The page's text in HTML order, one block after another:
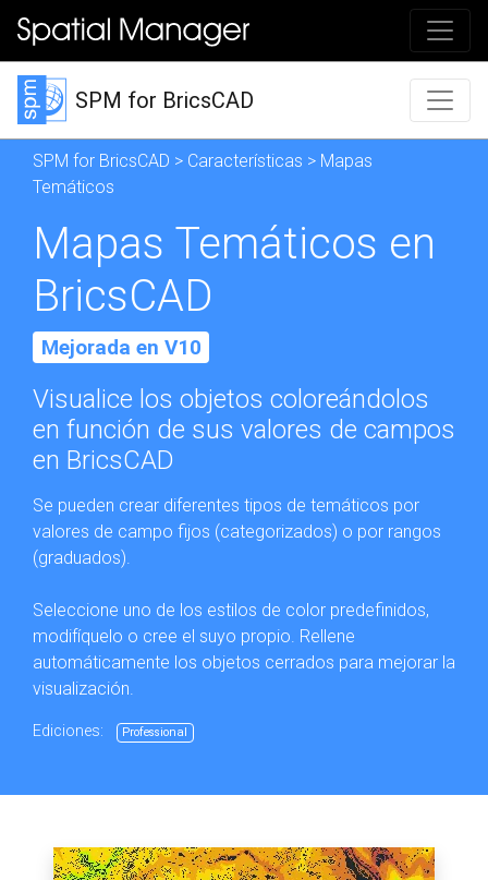
SPM for BricsCAD
SPM for BricsCAD > Características > Mapas
Temáticos
Mapas Temáticos en
BricsCAD
Mejorada en V10
Visualice los objetos coloreándolos
en función de sus valores de campos
en BricsCAD
Se pueden crear diferentes tipos de temáticos por
valores de campo fijos (categorizados) o por rangos
(graduados).
Seleccione uno de los estilos de color predefinidos,
modifíquelo o cree el suyo propio. Rellene
automáticamente los objetos cerrados para mejorar la
visualización.
Ediciones: Professional